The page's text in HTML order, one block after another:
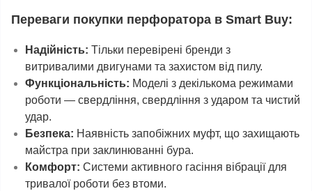
Переваги покупки перфоратора в Smart Buy:
Надійність: Тільки перевірені бренди з
витривалими двигунами та захистом від пилу.
Функціональність: Моделі з декількома режимами
роботи — свердління, свердління з ударом та чистий
удар.
Безпека: Наявність запобіжних муфт, що захищають
майстра при заклинюванні бура.
Комфорт: Системи активного гасіння вібрації для
тривалої роботи без втоми.